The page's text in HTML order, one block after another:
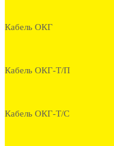
Кабель ОКГ
Кабель ОКГ-Т/П
Кабель ОКГ-Т/С